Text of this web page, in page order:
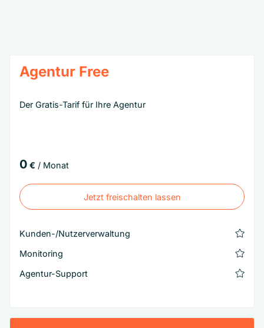
Agentur Free
Der Gratis-Tarif für Ihre Agentur
0 € / Monat
Jetzt freischalten lassen
Jetzt freischalten lassen
Kunden-/Nutzerverwaltung
Monitoring
Agentur-Support